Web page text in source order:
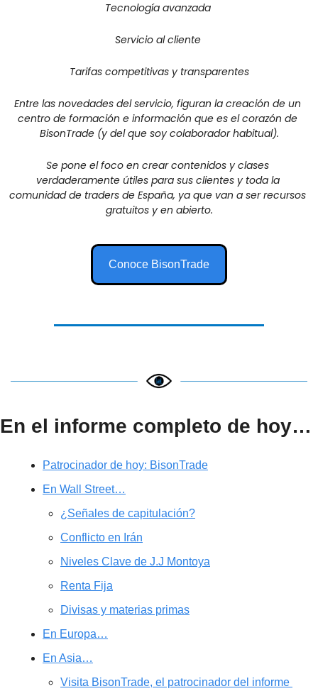
Tecnología avanzada
Servicio al cliente
Tarifas competitivas y transparentes
Entre las novedades del servicio, figuran la creación de un
BisonTrade (y del que soy colaborador habitual).
Se pone el foco en crear contenidos y clases
verdaderamente útiles para sus clientes y toda la
comunidad de traders de España, ya que van a ser recursos
gratuitos y en abierto.
Conoce BisonTrade
En el informe completo de hoy…
Patrocinador de hoy: BisonTrade
En Wall Street…
¿Señales de capitulación?
Conflicto en Irán
Niveles Clave de J.J Montoya
Renta Fija
Divisas y materias primas
En Europa…
En Asia…
Visita BisonTrade, el patrocinador del informe